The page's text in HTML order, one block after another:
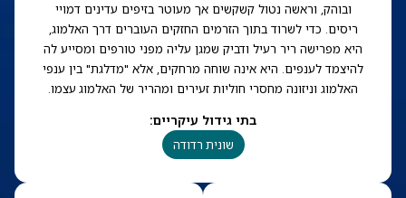
ובוהק, וראשה נטול קשקשים אך מעוטר בזיפים עדינים דמויי
ריסים. כדי לשרוד בתוך הזרמים החזקים העוברים דרך האלמוג,
היא מפרישה ריר רעיל ודביק שמגן עליה מפני טורפים ומסייע לה
להיצמד לענפים. היא אינה שוחה מרחקים, אלא "מדלגת" בין ענפי
האלמוג וניזונה מחסרי חוליות זעירים ומהריר של האלמוג עצמו.
בתי גידול עיקריים:
שונית רדודה